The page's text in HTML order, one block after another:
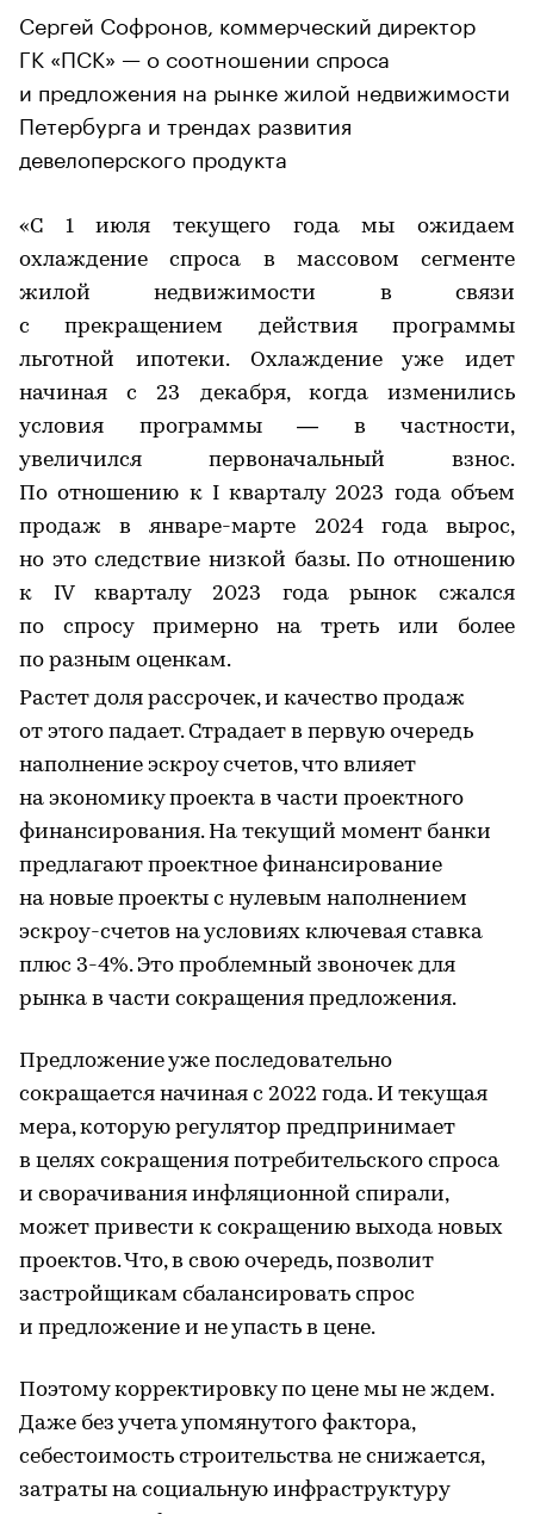
Сергей Софронов, коммерческий директор
ГК «ПСК» — о соотношении спроса
и предложения на рынке жилой недвижимости
Петербурга и трендах развития
девелоперского продукта
«С 1 июля текущего года мы ожидаем
охлаждение спроса в массовом сегменте
жилой недвижимости в связи
с прекращением действия программы
льготной ипотеки. Охлаждение уже идет
начиная с 23 декабря, когда изменились
условия программы — в частности,
увеличился первоначальный взнос.
По отношению к I кварталу 2023 года объем
продаж в январе-марте 2024 года вырос,
но это следствие низкой базы. По отношению
к IV кварталу 2023 года рынок сжался
по спросу примерно на треть или более
по разным оценкам.
Растет доля рассрочек, и качество продаж
от этого падает. Страдает в первую очередь
наполнение эскроу счетов, что влияет
на экономику проекта в части проектного
финансирования. На текущий момент банки
предлагают проектное финансирование
на новые проекты с нулевым наполнением
эскроу-счетов на условиях ключевая ставка
плюс 3-4%. Это проблемный звоночек для
рынка в части сокращения предложения.
Предложение уже последовательно
сокращается начиная с 2022 года. И текущая
мера, которую регулятор предпринимает
в целях сокращения потребительского спроса
и сворачивания инфляционной спирали,
может привести к сокращению выхода новых
проектов. Что, в свою очередь, позволит
застройщикам сбалансировать спрос
и предложение и не упасть в цене.
Поэтому корректировку по цене мы не ждем.
Даже без учета упомянутого фактора,
себестоимость строительства не снижается,
затраты на социальную инфраструктуру